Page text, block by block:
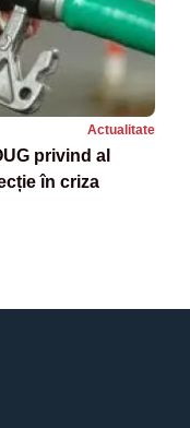
Actualitate
privind al
în criza